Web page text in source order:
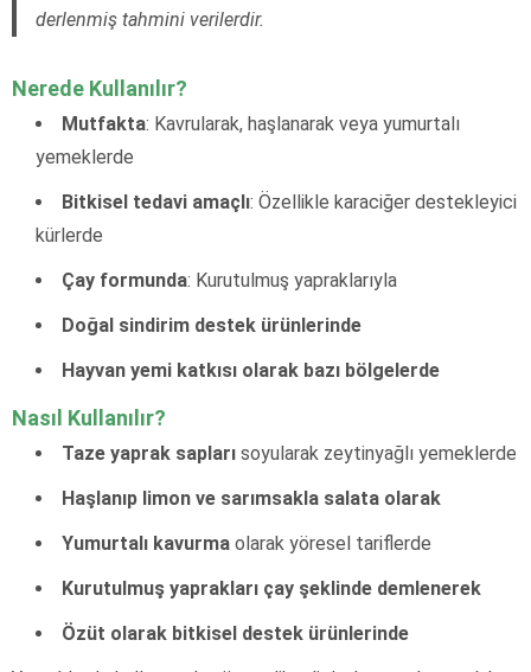
derlenmiş tahmini verilerdir.
Nerede Kullanılır?
Mutfakta: Kavrularak, haşlanarak veya yumurtalı
yemeklerde
Bitkisel tedavi amaçlı: Özellikle karaciğer destekleyici
kürlerde
Çay formunda: Kurutulmuş yapraklarıyla
Doğal sindirim destek ürünlerinde
Hayvan yemi katkısı olarak bazı bölgelerde
Nasıl Kullanılır?
Taze yaprak sapları soyularak zeytinyağlı yemeklerde
Haşlanıp limon ve sarımsakla salata olarak
Yumurtalı kavurma olarak yöresel tariflerde
Kurutulmuş yaprakları çay şeklinde demlenerek
Özüt olarak bitkisel destek ürünlerinde